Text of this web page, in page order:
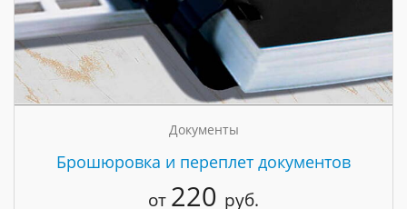
Документы
Брошюровка и переплет документов
от 220 руб.